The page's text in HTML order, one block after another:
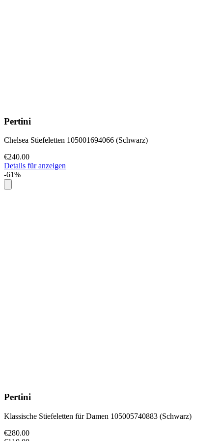
Pertini
Chelsea Stiefeletten 105001694066 (Schwarz)
€240.00
Details für anzeigen
-61%
Pertini
Klassische Stiefeletten für Damen 105005740883 (Schwarz)
€280.00